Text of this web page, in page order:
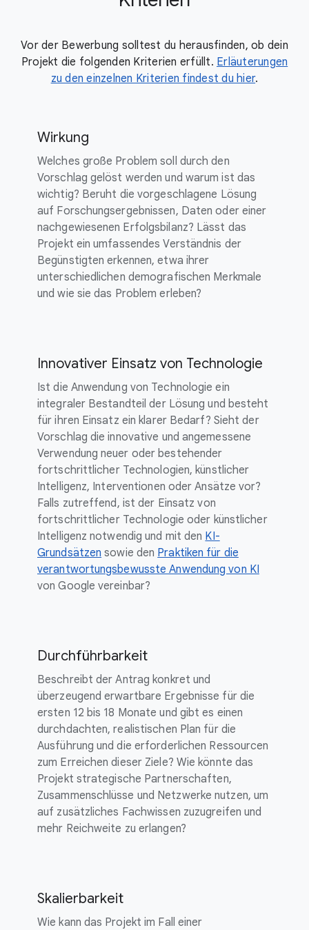
Vor der Bewerbung solltest du herausfinden, ob dein
Projekt die folgenden Kriterien erfüllt. Erläuterungen
zu den einzelnen Kriterien findest du hier.
Wirkung
Welches große Problem soll durch den
Vorschlag gelöst werden und warum ist das
wichtig? Beruht die vorgeschlagene Lösung
auf Forschungsergebnissen, Daten oder einer
nachgewiesenen Erfolgsbilanz? Lässt das
Projekt ein umfassendes Verständnis der
Begünstigten erkennen, etwa ihrer
unterschiedlichen demografischen Merkmale
und wie sie das Problem erleben?
Innovativer Einsatz von Technologie
Ist die Anwendung von Technologie ein
integraler Bestandteil der Lösung und besteht
für ihren Einsatz ein klarer Bedarf? Sieht der
Vorschlag die innovative und angemessene
Verwendung neuer oder bestehender
fortschrittlicher Technologien, künstlicher
Intelligenz, Interventionen oder Ansätze vor?
Falls zutreffend, ist der Einsatz von
fortschrittlicher Technologie oder künstlicher
Intelligenz notwendig und mit den KI-
Grundsätzen sowie den Praktiken für die
verantwortungsbewusste Anwendung von KI
von Google vereinbar?
Durchführbarkeit
Beschreibt der Antrag konkret und
überzeugend erwartbare Ergebnisse für die
ersten 12 bis 18 Monate und gibt es einen
durchdachten, realistischen Plan für die
Ausführung und die erforderlichen Ressourcen
zum Erreichen dieser Ziele? Wie könnte das
Projekt strategische Partnerschaften,
Zusammenschlüsse und Netzwerke nutzen, um
auf zusätzliches Fachwissen zuzugreifen und
mehr Reichweite zu erlangen?
Skalierbarkeit
Wie kann das Projekt im Fall einer